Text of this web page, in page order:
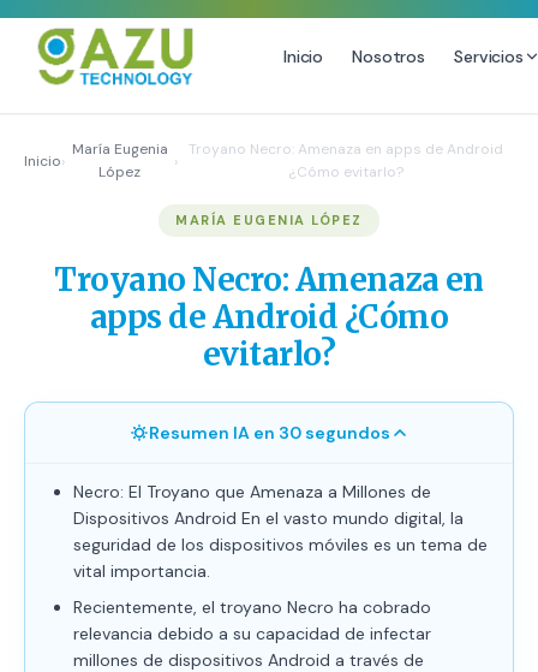
Inicio Nosotros Servicios
Email Marketing y SMS
Growth Youtube ↗
Producción de Videos
Inicio›
María Eugenia
López
›
Troyano Necro: Amenaza en apps de Android
¿Cómo evitarlo?
MARÍA EUGENIA LÓPEZ
Troyano Necro: Amenaza en
apps de Android ¿Cómo
evitarlo?
Resumen IA en 30 segundos
Necro: El Troyano que Amenaza a Millones de
Dispositivos Android En el vasto mundo digital, la
seguridad de los dispositivos móviles es un tema de
vital importancia.
Recientemente, el troyano Necro ha cobrado
relevancia debido a su capacidad de infectar
millones de dispositivos Android a través de